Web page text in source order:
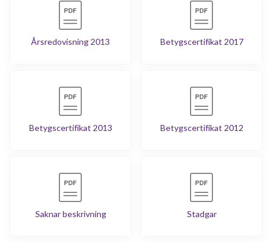
Årsredovisning 2013 Betygscertifikat 2017
Betygscertifikat 2013 Betygscertifikat 2012
Saknar beskrivning Stadgar